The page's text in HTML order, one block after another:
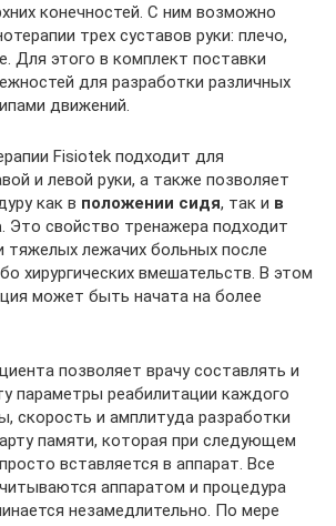
конечностей. С ним возможно
трех суставов руки: плечо,
Для этого в комплект поставки
для разработки различных
движений.
Fisiotek подходит для
и левой руки, а также позволяет
как в положении сидя, так и в
. Это свойство тренажера подходит
тяжелых лежачих больных после
хирургических вмешательств. В этом
может быть начата на более
позволяет врачу составлять и
параметры реабилитации каждого
скорость и амплитуда разработки
памяти, которая при следующем
вставляется в аппарат. Все
аппаратом и процедура
незамедлительно. По мере